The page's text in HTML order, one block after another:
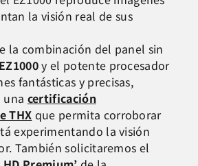
la visión real de sus
la combinación del panel sin
EZ1000y el potente procesador
fantásticas y precisas,
una certificación
THX que permita corroborar
experimentando la visión
También solicitaremos el